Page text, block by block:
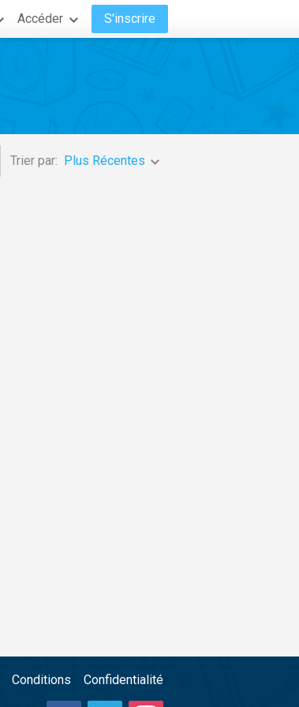
Accéder S'inscrire
Trier par: Plus Récentes
Conditions Confidentialité